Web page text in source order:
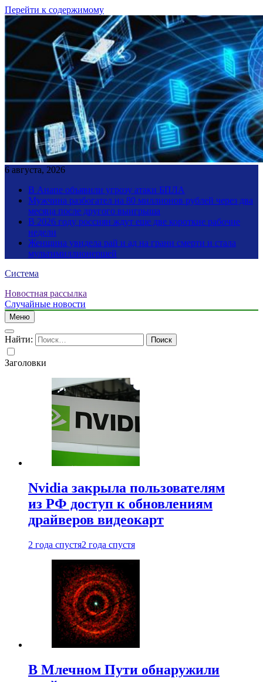
Перейти к содержимому
6 августа, 2026
В Анапе объявили угрозу атаки БПЛА
Мужчина разбогател на 80 миллионов рублей через два
месяца после другого выигрыша
В 2026 году россиян ждут еще две короткие рабочие
недели
Женщина увидела рай и ад на грани смерти и стала
мультимиллионершей
Система
Новостная рассылка
Случайные новости
Меню
Найти:
Заголовки
Nvidia закрыла пользователям
из РФ доступ к обновлениям
драйверов видеокарт
2 года спустя2 года спустя
В Млечном Пути обнаружили